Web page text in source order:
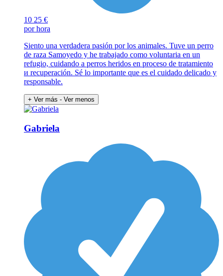
10 25 €
por hora
Siento una verdadera pasión por los animales. Tuve un perro
de raza Samoyedo y he trabajado como voluntaria en un
refugio, cuidando a perros heridos en proceso de tratamiento
и recuperación. Sé lo importante que es el cuidado delicado y
responsable.
+ Ver más - Ver menos
Gabriela